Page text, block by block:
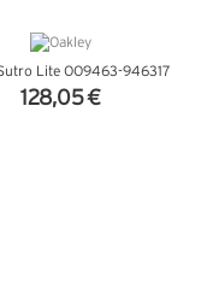
Lite OO9463-946317
128,05 €